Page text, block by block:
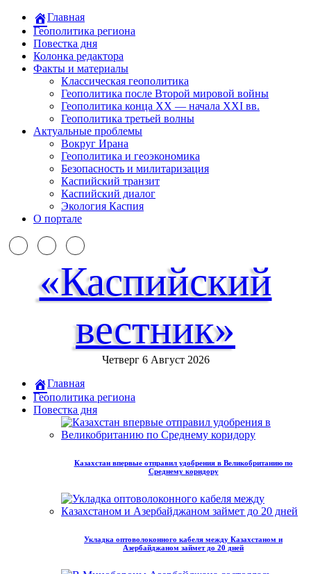
Главная
Геополитика региона
Повестка дня
Колонка редактора
Факты и материалы
Классическая геополитика
Геополитика после Второй мировой войны
Геополитика конца XX — начала XXI вв.
Геополитика третьей волны
Актуальные проблемы
Вокруг Ирана
Геополитика и геоэкономика
Безопасность и милитаризация
Каспийский транзит
Каспийский диалог
Экология Каспия
О портале
«Каспийский
вестник»
Четверг 6 Август 2026
Главная
Геополитика региона
Повестка дня
Казахстан впервые отправил удобрения в Великобританию по
Среднему коридору
Укладка оптоволоконного кабеля между Казахстаном и
Азербайджаном займет до 20 дней